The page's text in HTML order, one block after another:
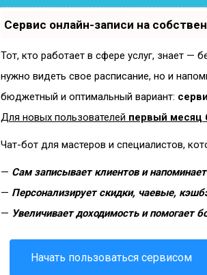
Сервис онлайн-записи на
Тот, кто работает в сфере услуг, знает —
нужно видеть свое расписание, но и
бюджетный и оптимальный вариант:
Для новых пользователей первый месяц
Чат-бот для мастеров и специалистов,
— Сам записывает клиентов и
— Персонализирует скидки, чаевые,
— Увеличивает доходимость и помогает
Начать пользоваться сервисом